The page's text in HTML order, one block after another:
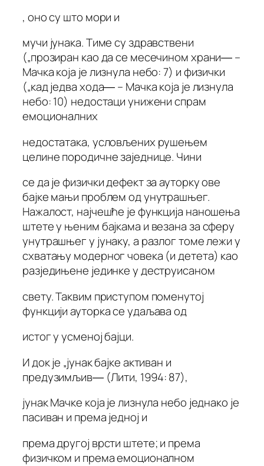
, оно су што мори и
мучи јунака. Тиме су здравствени
(„прозиран као да се месечином храни― –
Мачка која је лизнула небо: 7) и физички
(„кад једва хода― – Мачка која је лизнула
небо: 10) недостаци унижени спрам
емоционалних
недостатака, условљених рушењем
целине породичне заједнице. Чини
се да је физички дефект за ауторку ове
бајке мањи проблем од унутрашњег.
Нажалост, најчешће је функција наношења
штете у њеним бајкама и везана за сферу
унутрашњег у јунаку, а разлог томе лежи у
схватању модерног човека (и детета) као
разједињене јединке у деструисаном
свету. Таквим приступом поменутој
функцији ауторка се удаљава од
истог у усменој бајци.
И док је „јунак бајке активан и
предузимљив― (Лити, 1994: 87),
јунак Мачке која је лизнула небо једнако је
пасиван и према једној и
према другој врсти штете; и према
физичком и према емоционалном